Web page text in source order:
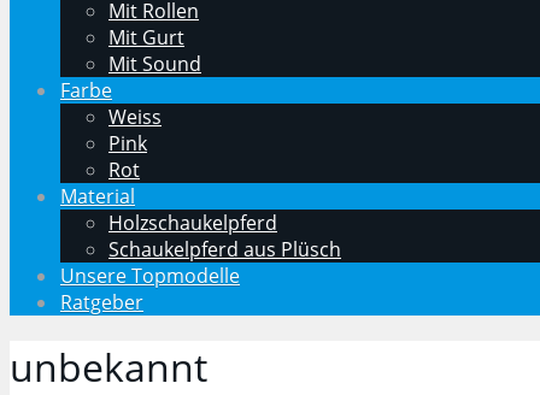
Mit Rollen
Mit Gurt
Mit Sound
Farbe
Weiss
Pink
Rot
Material
Holzschaukelpferd
Schaukelpferd aus Plüsch
Unsere Topmodelle
Ratgeber
unbekannt